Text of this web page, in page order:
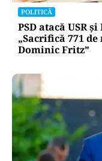
POLITICĂ
PSD atacă USR
„Sacrifică 771
Dominic Fritz”